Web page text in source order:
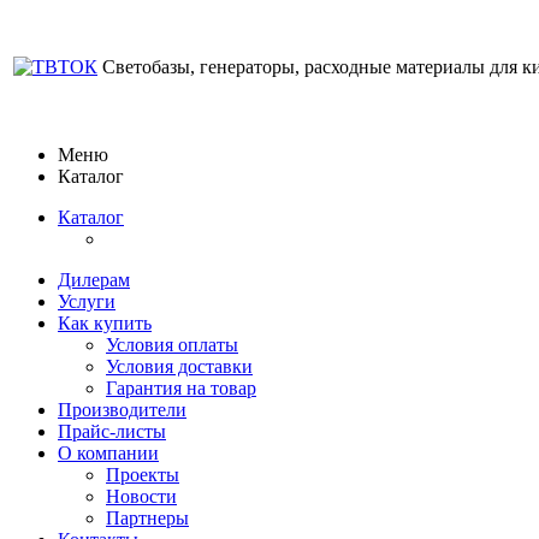
Светобазы, генераторы, расходные материалы для
Меню
Каталог
Каталог
Дилерам
Услуги
Как купить
Условия оплаты
Условия доставки
Гарантия на товар
Производители
Прайс-листы
О компании
Проекты
Новости
Партнеры